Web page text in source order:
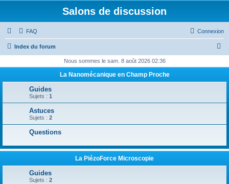
Salons de discussion
FAQ Connexion
Index du forum
h
Nous sommes le sam. 8 août 2026 02:36
La Nanomécanique en Champ Proche
Guides
Sujets : 1
Astuces
Sujets : 2
Questions
La PiézoForce Microscopie
Guides
Sujets : 2